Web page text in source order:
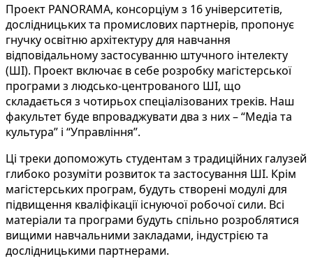
Проект PANORAMA, консорціум з 16 університетів,
дослідницьких та промислових партнерів, пропонує
гнучку освітню архітектуру для навчання
відповідальному застосуванню штучного інтелекту
(ШІ). Проект включає в себе розробку магістерської
програми з людсько-центрованого ШІ, що
складається з чотирьох спеціалізованих треків. Наш
факультет буде впроваджувати два з них – “Медіа та
культура” і “Управління”.
Ці треки допоможуть студентам з традиційних галузей
глибоко розуміти розвиток та застосування ШІ. Крім
магістерських програм, будуть створені модулі для
підвищення кваліфікації існуючої робочої сили. Всі
матеріали та програми будуть спільно розроблятися
вищими навчальними закладами, індустрією та
дослідницькими партнерами.